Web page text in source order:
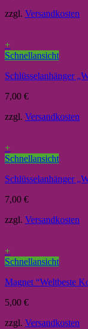
zzgl. Versandkosten
+
Schnellansicht
Schlüsselanhänger
7,00 €
zzgl. Versandkosten
+
Schnellansicht
Schlüsselanhänger
7,00 €
zzgl. Versandkosten
+
Schnellansicht
Magnet “Weltbeste
5,00 €
zzgl. Versandkosten